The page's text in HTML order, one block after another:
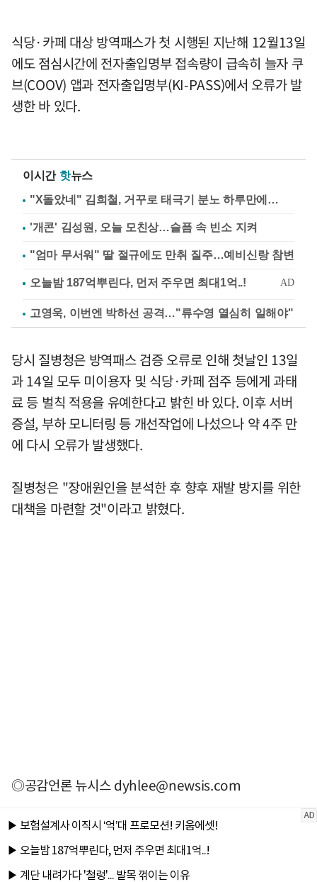
식당·카페 대상 방역패스가 첫 시행된 지난해 12월13일
에도 점심시간에 전자출입명부 접속량이 급속히 늘자 쿠
브(COOV) 앱과 전자출입명부(KI-PASS)에서 오류가 발
생한 바 있다.
이시간 핫뉴스
"X돌았네" 김희철, 거꾸로 태극기 분노 하루만에…
'개콘' 김성원, 오늘 모친상…슬픔 속 빈소 지켜
"엄마 무서워" 딸 절규에도 만취 질주…예비신랑 참변
고영욱, 이번엔 박하선 공격…"류수영 열심히 일해야"
당시 질병청은 방역패스 검증 오류로 인해 첫날인 13일
과 14일 모두 미이용자 및 식당·카페 점주 등에게 과태
료 등 벌칙 적용을 유예한다고 밝힌 바 있다. 이후 서버
증설, 부하 모니터링 등 개선작업에 나섰으나 약 4주 만
에 다시 오류가 발생했다.
질병청은 "장애원인을 분석한 후 향후 재발 방지를 위한
대책을 마련할 것"이라고 밝혔다.
◎공감언론 뉴시스dyhlee@newsis.com